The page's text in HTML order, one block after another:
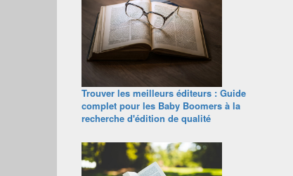
Trouver les meilleurs éditeurs : Guide
complet pour les Baby Boomers à la
recherche d'édition de qualité